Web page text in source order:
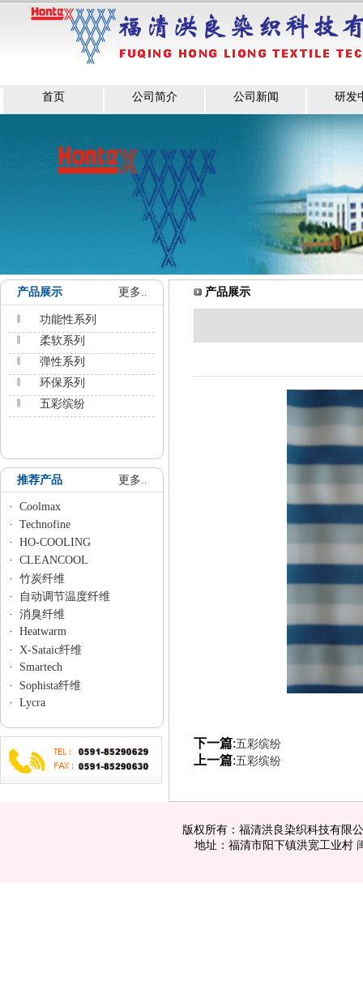
首页 公司简介 公司新闻 研发
产品展示 更多..
功能性系列
柔软系列
弹性系列
环保系列
五彩缤纷
推荐产品 更多..
· Coolmax
· Technofine
· HO-COOLING
· CLEANCOOL
· 竹炭纤维
·
自动调节温度纤维
· 消臭纤维
· Heatwarm
· X-Sataic纤维
· Smartech
· Sophista纤维
· Lycra
产品展示
下一篇:五彩缤纷
上一篇:五彩缤纷
版权所有：福清洪良染织科技有限
地址：福清市阳下镇洪宽工业村